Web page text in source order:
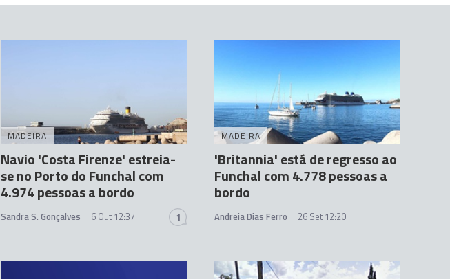
MADEIRA
Navio 'Costa Firenze' estreia-
se no Porto do Funchal com
4.974 pessoas a bordo
Sandra S. Gonçalves 6 Out 12:37 1
MADEIRA
'Britannia' está de regresso ao
Funchal com 4.778 pessoas a
bordo
Andreia Dias Ferro 26 Set 12:20